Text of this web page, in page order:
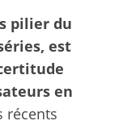
pilier du
est
en
récents